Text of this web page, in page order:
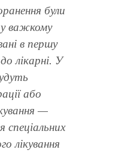
були
у важкому
в першу
лікарні. У
або
—
спеціальних
лікування